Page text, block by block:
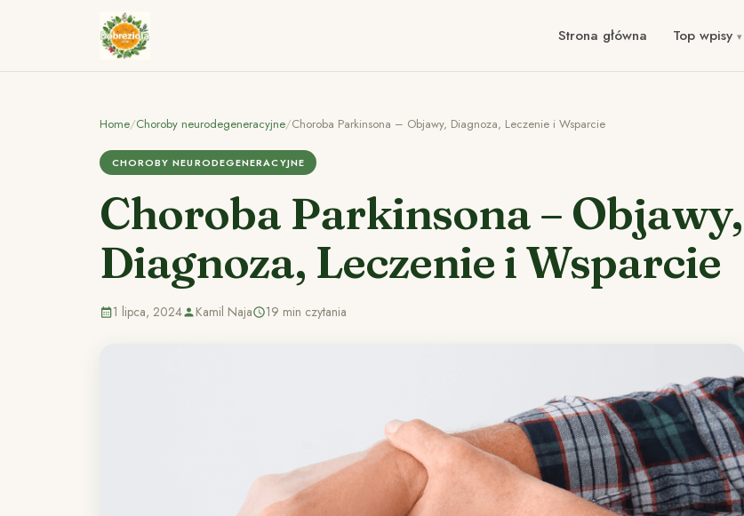
Strona główna Top wpisy
Home/Choroby neurodegeneracyjne/Choroba Parkinsona – Objawy, Diagnoza, Leczenie i Wsparcie
CHOROBY NEURODEGENERACYJNE
Choroba Parkinsona – Objawy,
Diagnoza, Leczenie i Wsparcie
1 lipca, 2024 Kamil Naja 19 min czytania